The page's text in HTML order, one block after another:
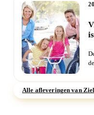
Alle afleveringen van